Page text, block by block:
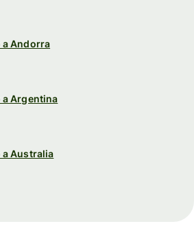
a Andorra
a Argentina
a Australia